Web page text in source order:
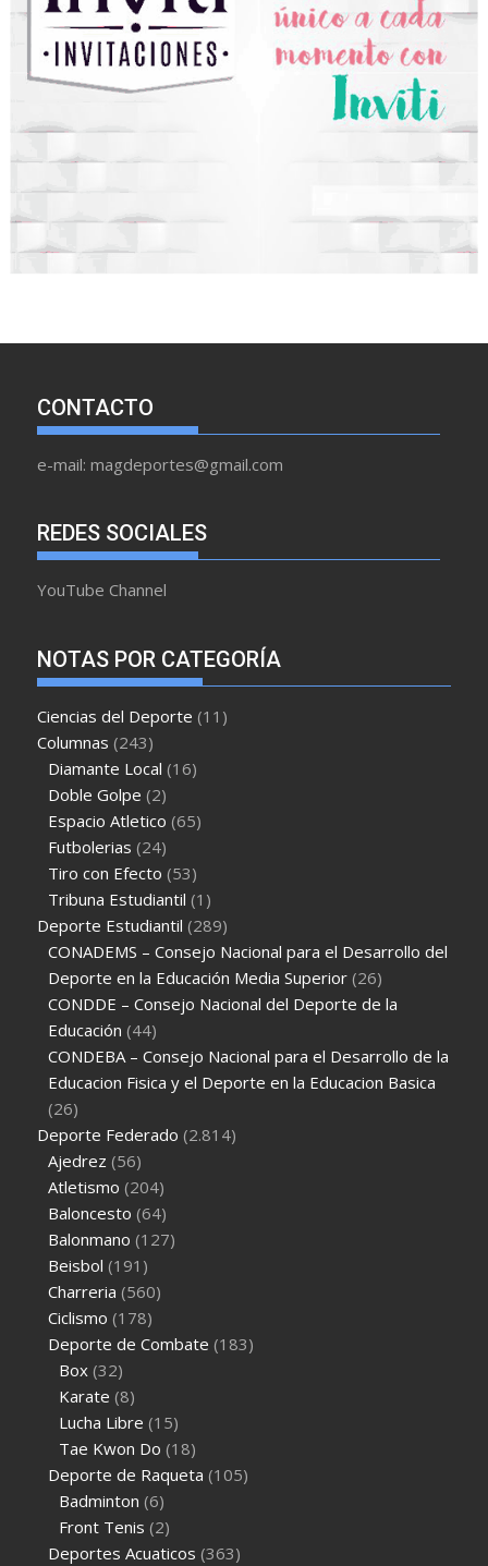
CONTACTO
e-mail: magdeportes@gmail.com
REDES SOCIALES
YouTube Channel
NOTAS POR CATEGORÍA
Ciencias del Deporte (11)
Columnas (243)
Diamante Local (16)
Doble Golpe (2)
Espacio Atletico (65)
Futbolerias (24)
Tiro con Efecto (53)
Tribuna Estudiantil (1)
Deporte Estudiantil (289)
CONADEMS – Consejo Nacional para el Desarrollo del
Deporte en la Educación Media Superior (26)
CONDDE – Consejo Nacional del Deporte de la
Educación (44)
CONDEBA – Consejo Nacional para el Desarrollo de la
Educacion Fisica y el Deporte en la Educacion Basica
(26)
Deporte Federado (2.814)
Ajedrez (56)
Atletismo (204)
Baloncesto (64)
Balonmano (127)
Beisbol (191)
Charreria (560)
Ciclismo (178)
Deporte de Combate (183)
Box (32)
Karate (8)
Lucha Libre (15)
Tae Kwon Do (18)
Deporte de Raqueta (105)
Badminton (6)
Front Tenis (2)
Deportes Acuaticos (363)